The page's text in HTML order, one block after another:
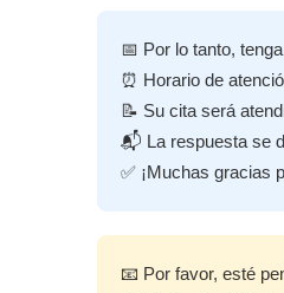
📅 Por lo tanto,
⏰ Horario de
📝 Su cita será
📬 La respuesta se
✅ ¡Muchas gracias
📧 Por favor, esté